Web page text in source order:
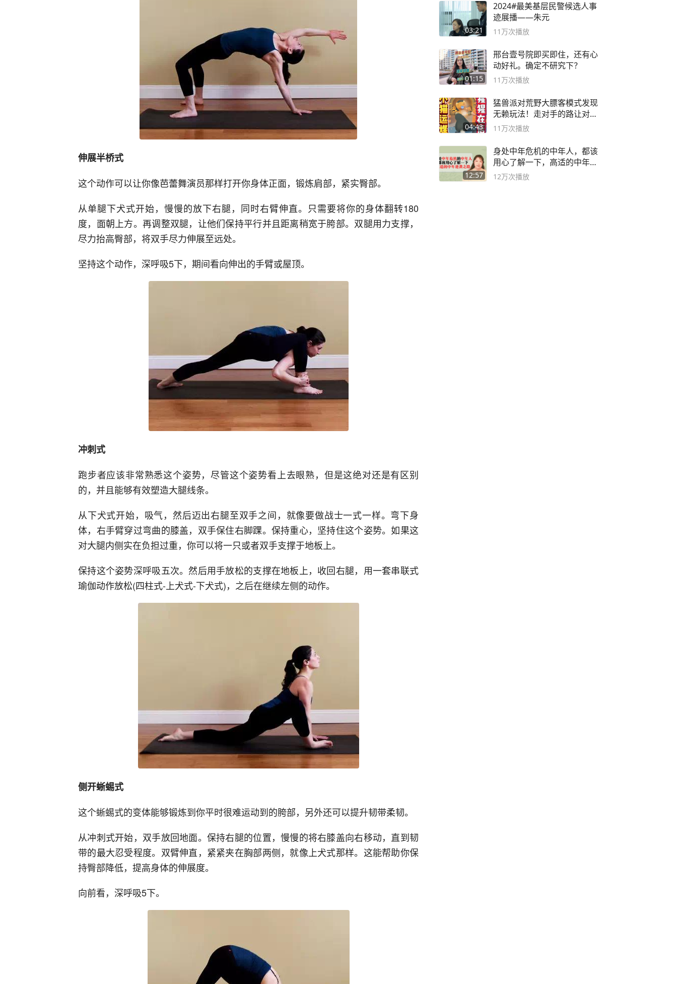
伸展半桥式
这个动作可以让你像芭蕾舞演员那样打开你身体正面，锻炼肩部，紧实臀部。
从单腿下犬式开始，慢慢的放下右腿，同时右臂伸直。只需要将你的身体翻转180
度，面朝上方。再调整双腿，让他们保持平行并且距离稍宽于胯部。双腿用力支撑，
尽力抬高臀部，将双手尽力伸展至远处。
坚持这个动作，深呼吸5下，期间看向伸出的手臂或屋顶。
冲刺式
跑步者应该非常熟悉这个姿势，尽管这个姿势看上去眼熟，但是这绝对还是有区别
的，并且能够有效塑造大腿线条。
从下犬式开始，吸气，然后迈出右腿至双手之间，就像要做战士一式一样。弯下身
体，右手臂穿过弯曲的膝盖，双手保住右脚踝。保持重心，坚持住这个姿势。如果这
对大腿内侧实在负担过重，你可以将一只或者双手支撑于地板上。
保持这个姿势深呼吸五次。然后用手放松的支撑在地板上，收回右腿，用一套串联式
瑜伽动作放松(四柱式-上犬式-下犬式)，之后在继续左侧的动作。
侧开蜥蜴式
这个蜥蜴式的变体能够锻炼到你平时很难运动到的胯部，另外还可以提升韧带柔韧。
从冲刺式开始，双手放回地面。保持右腿的位置，慢慢的将右膝盖向右移动，直到韧
带的最大忍受程度。双臂伸直，紧紧夹在胸部两侧，就像上犬式那样。这能帮助你保
持臀部降低，提高身体的伸展度。
向前看，深呼吸5下。
03:21
2024#最美基层民警候选人事
迹展播——朱元
11万次播放
01:15
邢台壹号院即买即住，还有心
动好礼。确定不研究下？
11万次播放
04:43
猛兽派对荒野大膘客模式发现
无赖玩法！走对手的路让对手
无路可走
11万次播放
12:57
身处中年危机的中年人，都该
用心了解一下，高适的中年逆
袭之路
12万次播放